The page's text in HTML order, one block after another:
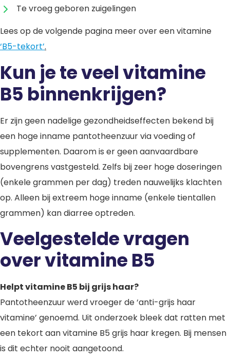
Te vroeg geboren zuigelingen
Lees op de volgende pagina meer over een vitamine
‘B5-tekort’.
Kun je te veel vitamine
B5 binnenkrijgen?
Er zijn geen nadelige gezondheidseffecten bekend bij
een hoge inname pantotheenzuur via voeding of
supplementen. Daarom is er geen aanvaardbare
bovengrens vastgesteld. Zelfs bij zeer hoge doseringen
(enkele grammen per dag) treden nauwelijks klachten
op. Alleen bij extreem hoge inname (enkele tientallen
grammen) kan diarree optreden.
Veelgestelde vragen
over vitamine B5
Helpt vitamine B5 bij grijs haar?
Pantotheenzuur werd vroeger de ‘anti-grijs haar
vitamine’ genoemd. Uit onderzoek bleek dat ratten met
een tekort aan vitamine B5 grijs haar kregen. Bij mensen
is dit echter nooit aangetoond.